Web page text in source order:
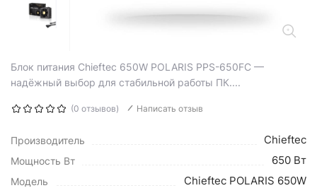
Блок питания Chieftec 650W POLARIS PPS-650FC —
надёжный выбор для стабильной работы ПК....
(0 отзывов) Написать отзыв
Производитель Chieftec
Мощность Вт 650 Вт
Модель Chieftec POLARIS 650W